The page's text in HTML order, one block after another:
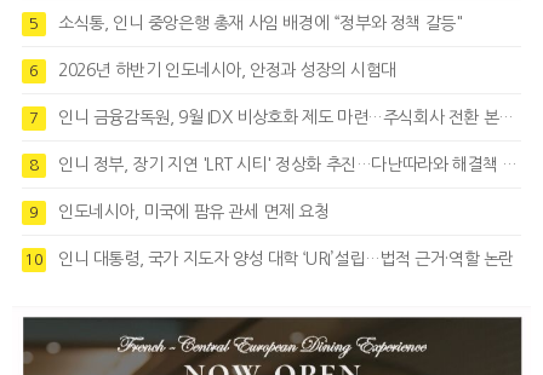
5 소식통, 인니 중앙은행 총재 사임 배경에 “정부와 정책 갈등"
6 2026년 하반기 인도네시아, 안정과 성장의 시험대
7 인니 금융감독원, 9월 IDX 비상호화 제도 마련…주식회사 전환 본격화
8 인니 정부, 장기 지연 'LRT 시티' 정상화 추진…다난따라와 해결책 모색
9 인도네시아, 미국에 팜유 관세 면제 요청
10 인니 대통령, 국가 지도자 양성 대학 ‘URI’설립…법적 근거·역할 논란